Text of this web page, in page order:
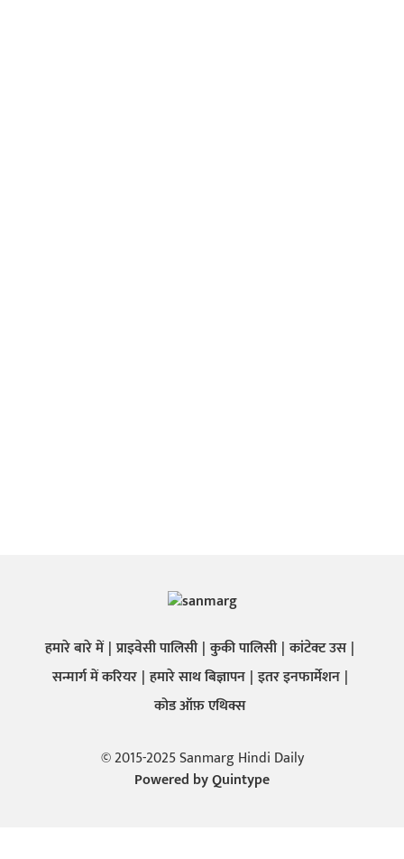
हमारे बारे में प्राइवेसी पालिसी कुकी पालिसी कांटेक्ट उस
सन्मार्ग में करियर हमारे साथ बिज्ञापन इतर इनफार्मेशन
कोड ऑफ़ एथिक्स
© 2015-2025 Sanmarg Hindi Daily
Powered byQuintype